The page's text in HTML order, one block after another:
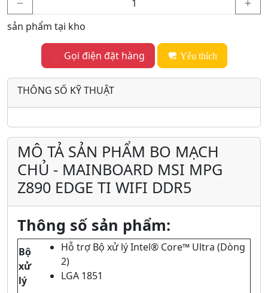
sản phẩm tại kho
Gọi điện đặt hàng Yêu thích
THÔNG SỐ KỸ THUẬT
MÔ TẢ SẢN PHẨM BO MẠCH
CHỦ - MAINBOARD MSI MPG
Z890 EDGE TI WIFI DDR5
Thông số sản phẩm:
Bộ
xử
lý
Hỗ trợ Bộ xử lý Intel® Core™ Ultra (Dòng
2)
LGA 1851